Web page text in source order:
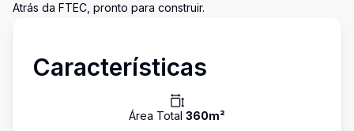
Atrás da FTEC, pronto para construir.
Características
Área Total 360m²